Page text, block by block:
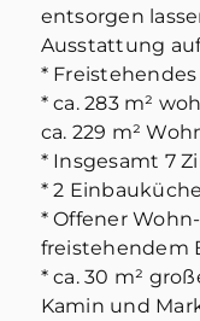
entsorgen
Ausstattung
*
* ca. 283 m²
ca. 229 m²
* Insgesamt 7
* 2
* Offener
freistehendem
* ca. 30 m²
Kamin und